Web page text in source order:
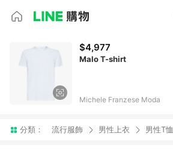
$4,977
Malo T-shirt
Michele Franzese Moda
分類： 流行服飾 男性上衣 男性T恤